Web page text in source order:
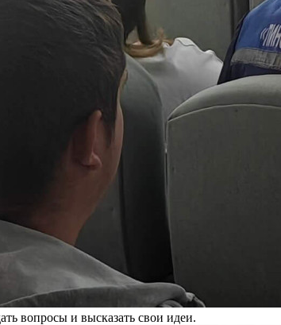
вопросы и высказать свои идеи.